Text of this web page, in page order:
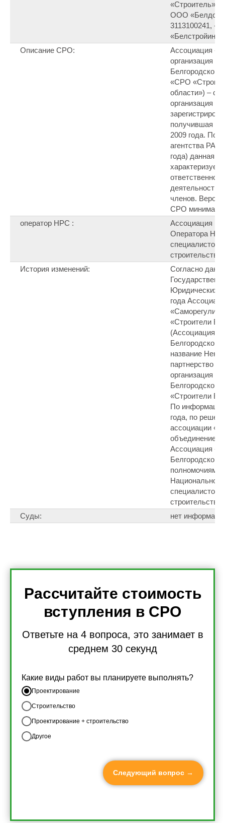
«Строитель»,
ООО
3113100241, -
Описание СРО:
Ассоциация
организация
Белгородской
«СРО
области») –
организация в
получившая
2009 года. По
агентства
года) данная
деятельность
членов.
СРО
оператор НРС :
Ассоциация
Оператора
специалистов
строительства.
История изменений:
Согласно
Юридических
года
«Строители
(Ассоциация
Белгородской
название
партнерство
организация
Белгородской
«Строители
По
года, по
ассоциации
объединение
Ассоциация
Белгородской
полномочиями
Национального
специалистов
Суды:
нет
Рассчитайте стоимость
вступления в СРО
Ответьте на 4 вопроса, это занимает в
среднем 30 секунд
Какие виды работ вы планируете выполнять?
Проектирование
Строительство
Проектирование + строительство
Другое
Следующий вопрос →